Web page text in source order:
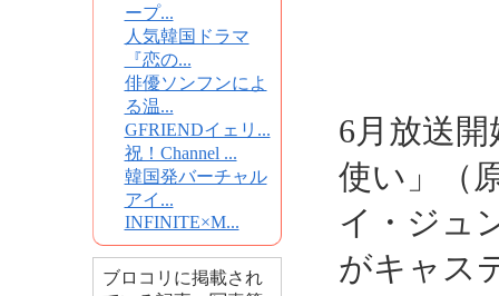
ープ...
人気韓国ドラマ
『恋の...
俳優ソンフンによ
る温...
GFRIENDイェリ...
祝！Channel ...
韓国発バーチャル
アイ...
INFINITE×M...
ブロコリに掲載され
6月放送
使い」（
イ・ジュ
がキャス